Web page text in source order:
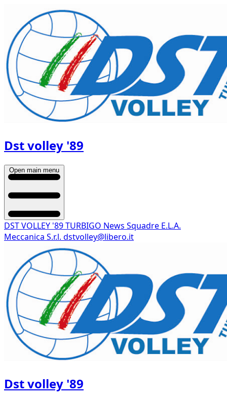
Dst volley '89
Open main menu
DST VOLLEY '89 TURBIGO News Squadre E.L.A.
Meccanica S.r.l. dstvolley@libero.it
Dst volley '89